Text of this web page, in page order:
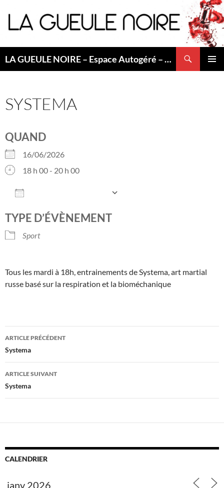
au
contenu
LA GUEULE NOIRE – Espace Autogéré – Saint Etienne
SYSTEMA
QUAND
16/06/2026
18 h 00 - 20 h 00
TYPE D’ÉVÈNEMENT
Sport
Tous les mardi à 18h, entrainements de Systema, art martial
russe basé sur la respiration et la bioméchanique
Navigation
des
articles
ARTICLE PRÉCÉDENT
Systema
ARTICLE SUIVANT
Systema
CALENDRIER